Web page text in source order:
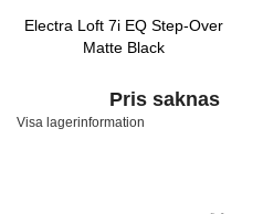
Electra Loft 7i EQ Step-Over
Matte Black
Pris saknas
Visa lagerinformation